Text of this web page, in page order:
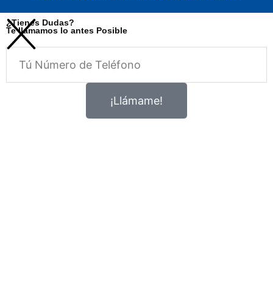
¿Tienes Dudas?
Te llamamos lo antes Posible
¡Llámame!